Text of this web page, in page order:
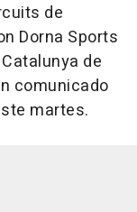
de
Dorna Sports
de
comunicado
martes.